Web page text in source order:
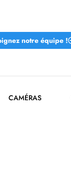
notre équipe !
CAMÉRAS